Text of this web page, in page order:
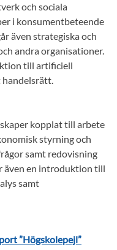
och sociala
i konsumentbeteende
även strategiska och
andra organisationer.
till artificiell
handelsrätt.
kopplat till arbete
styrning och
samt redovisning
även en introduktion till
samt
”Högskolepejl”